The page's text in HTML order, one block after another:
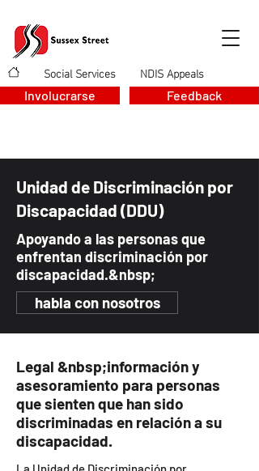
Social Services NDIS Appeals
Involucrarse Feedback
Unidad de Discriminación por
Discapacidad (DDU)
Apoyando a las personas que
enfrentan discriminación por
discapacidad.&nbsp;
habla con nosotros
Legal &nbsp;información y
asesoramiento para personas
que sienten que han sido
discriminadas en relación a su
discapacidad.